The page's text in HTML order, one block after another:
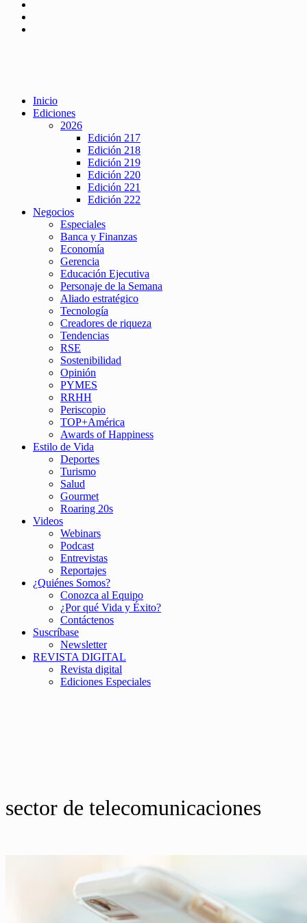
Inicio
Ediciones
2026
Edición 217
Edición 218
Edición 219
Edición 220
Edición 221
Edición 222
Negocios
Especiales
Banca y Finanzas
Economía
Gerencia
Educación Ejecutiva
Personaje de la Semana
Aliado estratégico
Tecnología
Creadores de riqueza
Tendencias
RSE
Sostenibilidad
Opinión
PYMES
RRHH
Periscopio
TOP+América
Awards of Happiness
Estilo de Vida
Deportes
Turismo
Salud
Gourmet
Roaring 20s
Videos
Webinars
Podcast
Entrevistas
Reportajes
¿Quiénes Somos?
Conozca al Equipo
¿Por qué Vida y Éxito?
Contáctenos
Suscríbase
Newsletter
REVISTA DIGITAL
Revista digital
Ediciones Especiales
sector de telecomunicaciones